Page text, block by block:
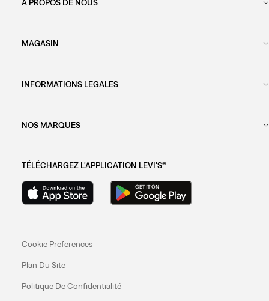
A PROPOS DE NOUS
MAGASIN
INFORMATIONS LEGALES
NOS MARQUES
TÉLÉCHARGEZ L'APPLICATION LEVI'S®
Cookie Preferences
Plan Du Site
Politique De Confidentialité